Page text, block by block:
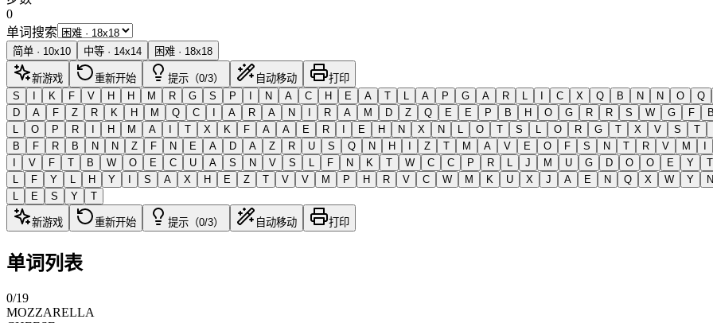
0
单词搜索
简单 · 10x10 中等 · 14x14 困难 · 18x18
新游戏 重新开始 提示（0/3） 自动移动
打印
S
I K F V H H M R G S P I N A C H E A T L A P G A R L I C X Q B N N O Q
D
A F Z R K H M Q C I A R A N I R A M D Z Q E E P B H O G R R S W G F B
L
O P R I H M A I T X K F A A E R I E H N X N L O T S L O R G T X V S T
B
F R B N N Z F N E A D A Z R U S Q N H I Z T M A V E O F S N T R V M I
I
V F T B W O E C U A S N V S L F N K T W C C P R L J M U G D O O E Y T
L
F Y L H Y I S A X H E Z T V V M P H R V C W M K U X J A E N Q X W Y N
L
E S Y T
新游戏 重新开始 提示（0/3） 自动移动 打印
单词列表
0/19
MOZZARELLA